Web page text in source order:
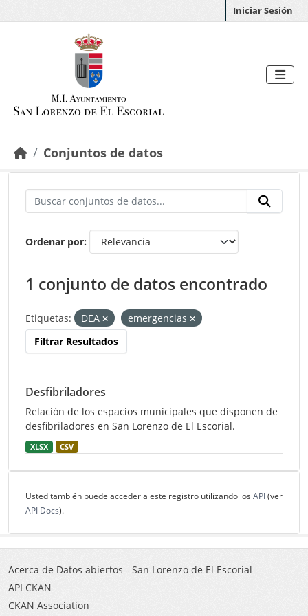
Iniciar Sesión
Conjuntos de datos
Ordenar por
1 conjunto de datos encontrado
Etiquetas: DEA
emergencias
Filtrar Resultados
Desfibriladores
Relación de los espacios municipales que disponen de
desfibriladores en San Lorenzo de El Escorial.
XLSX CSV
Usted también puede acceder a este registro utilizando los API(ver
API Docs).
Acerca de Datos abiertos - San Lorenzo de El Escorial
API CKAN
CKAN Association